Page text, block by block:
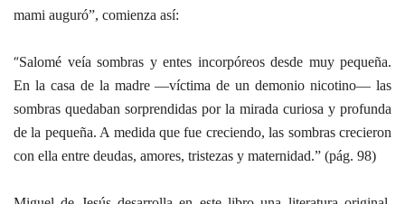
mami auguró”, comienza así:
“Salomé veía sombras y entes incorpóreos desde muy pequeña.
En la casa de la madre —víctima de un demonio nicotino— las
sombras quedaban sorprendidas por la mirada curiosa y profunda
de la pequeña. A medida que fue creciendo, las sombras crecieron
con ella entre deudas, amores, tristezas y maternidad.” (pág. 98)